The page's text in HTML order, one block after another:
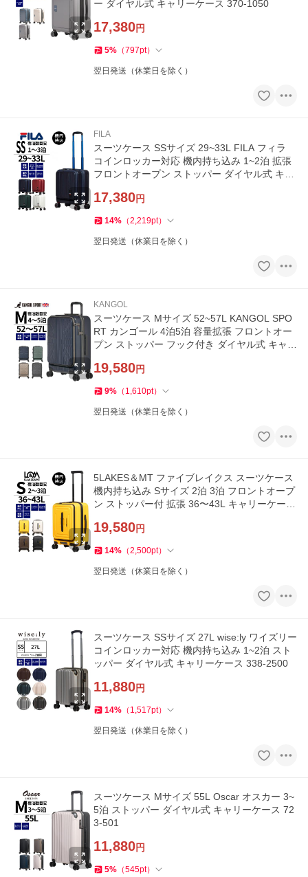
ー ダイヤル式 キャリーケース 370-1050
17,380円
5% （797pt）
翌日発送（休業日を除く）
FILA
スーツケース SSサイズ 29~33L FILA フィラ
コインロッカー対応 機内持ち込み 1~2泊 拡張
フロントオープン ストッパー ダイヤル式 キャ
17,380円
14% （2,219pt）
翌日発送（休業日を除く）
KANGOL
スーツケース Mサイズ 52~57L KANGOL SPO
RT カンゴール 4泊5泊 容量拡張 フロントオー
プン ストッパー フック付き ダイヤル式 キャリ
19,580円
9% （ 1,610pt）
翌日発送（休業日を除く）
5LAKES＆MT ファイブレイクス スーツケース
機内持ち込み Sサイズ 2泊 3泊 フロントオープ
ン ストッパー付 拡張 36〜43L キャリーケース
19,580円
14% （2,500pt）
翌日発送（休業日を除く）
スーツケース SSサイズ 27L wise:ly ワイズリー
コインロッカー対応 機内持ち込み 1~2泊 スト
ッパー ダイヤル式 キャリーケース 338-2500
11,880円
14% （ 1,517pt）
翌日発送（休業日を除く）
スーツケース Mサイズ 55L Oscar オスカー 3~
5泊 ストッパー ダイヤル式 キャリーケース 72
3-501
11,880円
5% （545pt）